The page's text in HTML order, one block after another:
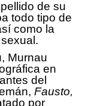
de su
todo tipo de
como la
Murnau
en
del
Fausto,
por